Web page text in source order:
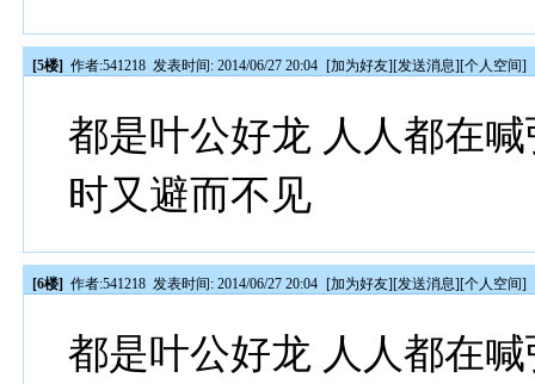
[5楼] 作者:541218 发表时间: 2014/06/27 20:04 [加为好友][发送消息][个人空间]
都是叶公好龙 人人都在
时又避而不见
[6楼] 作者:541218 发表时间: 2014/06/27 20:04 [加为好友][发送消息][个人空间]
都是叶公好龙 人人都在